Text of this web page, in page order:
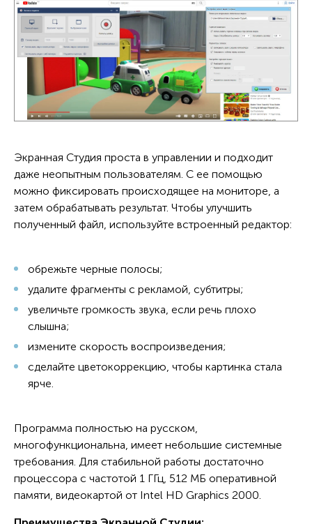
Экранная Студия проста в управлении и подходит
даже неопытным пользователям. С ее помощью
можно фиксировать происходящее на мониторе, а
затем обрабатывать результат. Чтобы улучшить
полученный файл, используйте встроенный редактор:
обрежьте черные полосы;
удалите фрагменты с рекламой, субтитры;
увеличьте громкость звука, если речь плохо
слышна;
измените скорость воспроизведения;
сделайте цветокоррекцию, чтобы картинка стала
ярче.
Программа полностью на русском,
многофункциональна, имеет небольшие системные
требования. Для стабильной работы достаточно
процессора с частотой 1 ГГц, 512 МБ оперативной
памяти, видеокартой от Intel HD Graphics 2000.